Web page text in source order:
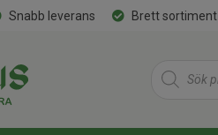
Snabb leverans Brett sortiment
Products
search